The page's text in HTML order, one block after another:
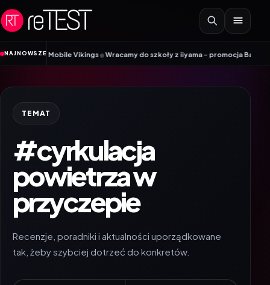
Przejdź do treści
NAJNOWSZE
Mobile Vikings•Wracamy do szkoły z iiyama – promocja Back to
TEMAT
#cyrkulacja
powietrza w
przyczepie
Recenzje, poradniki i aktualności uporządkowane
tak, żeby szybciej dotrzeć do konkretów.